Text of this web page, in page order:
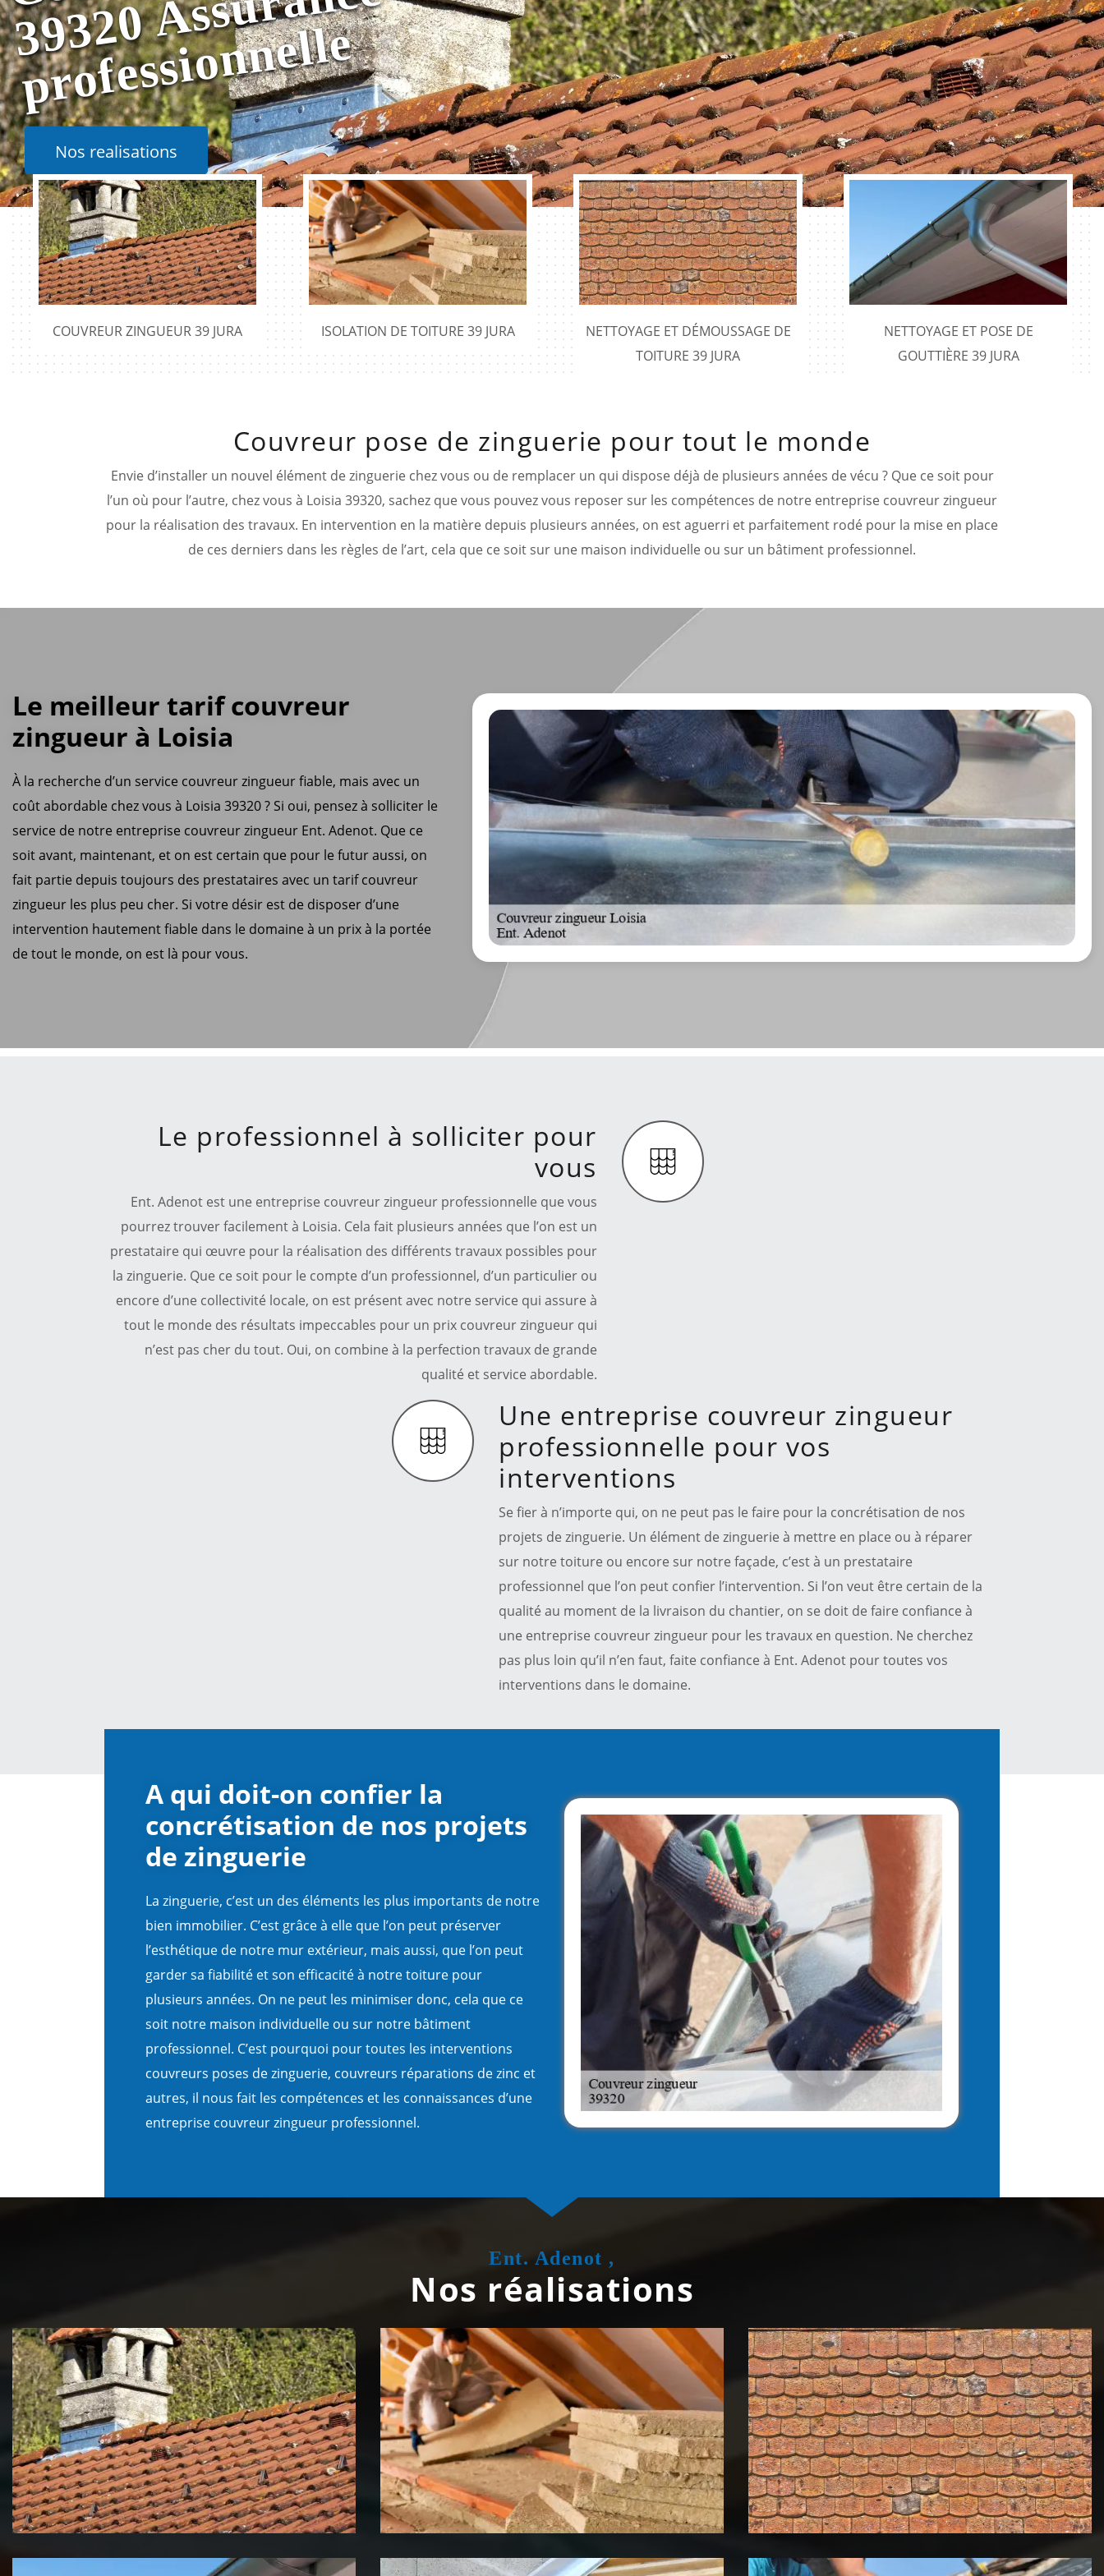
e
Nos realisations
COUVREUR ZINGUEUR 39 JURA ISOLATION DE TOITURE 39 JURA
NETTOYAGE ET DÉMOUSSAGE DE
TOITURE 39 JURA
NETTOYAGE ET POSE DE
GOUTTIÈRE 39 JURA
Couvreur pose de zinguerie pour tout le monde
Envie d’installer un nouvel élément de zinguerie chez vous ou de remplacer un qui dispose déjà de plusieurs années de vécu ? Que ce soit pour
l’un où pour l’autre, chez vous à Loisia 39320, sachez que vous pouvez vous reposer sur les compétences de notre entreprise couvreur zingueur
pour la réalisation des travaux. En intervention en la matière depuis plusieurs années, on est aguerri et parfaitement rodé pour la mise en place
de ces derniers dans les règles de l’art, cela que ce soit sur une maison individuelle ou sur un bâtiment professionnel.
Le meilleur tarif couvreur
zingueur à Loisia
À la recherche d’un service couvreur zingueur fiable, mais avec un
coût abordable chez vous à Loisia 39320 ? Si oui, pensez à solliciter le
service de notre entreprise couvreur zingueur Ent. Adenot. Que ce
soit avant, maintenant, et on est certain que pour le futur aussi, on
fait partie depuis toujours des prestataires avec un tarif couvreur
zingueur les plus peu cher. Si votre désir est de disposer d’une
intervention hautement fiable dans le domaine à un prix à la portée
de tout le monde, on est là pour vous.
Le professionnel à solliciter pour
vous
Ent. Adenot est une entreprise couvreur zingueur professionnelle que vous
pourrez trouver facilement à Loisia. Cela fait plusieurs années que l’on est un
prestataire qui œuvre pour la réalisation des différents travaux possibles pour
la zinguerie. Que ce soit pour le compte d’un professionnel, d’un particulier ou
encore d’une collectivité locale, on est présent avec notre service qui assure à
tout le monde des résultats impeccables pour un prix couvreur zingueur qui
n’est pas cher du tout. Oui, on combine à la perfection travaux de grande
qualité et service abordable.
Une entreprise couvreur zingueur
professionnelle pour vos
interventions
Se fier à n’importe qui, on ne peut pas le faire pour la concrétisation de nos
projets de zinguerie. Un élément de zinguerie à mettre en place ou à réparer
sur notre toiture ou encore sur notre façade, c’est à un prestataire
professionnel que l’on peut confier l’intervention. Si l’on veut être certain de la
qualité au moment de la livraison du chantier, on se doit de faire confiance à
une entreprise couvreur zingueur pour les travaux en question. Ne cherchez
pas plus loin qu’il n’en faut, faite confiance à Ent. Adenot pour toutes vos
interventions dans le domaine.
A qui doit-on confier la
concrétisation de nos projets
de zinguerie
La zinguerie, c’est un des éléments les plus importants de notre
bien immobilier. C’est grâce à elle que l’on peut préserver
l’esthétique de notre mur extérieur, mais aussi, que l’on peut
garder sa fiabilité et son efficacité à notre toiture pour
plusieurs années. On ne peut les minimiser donc, cela que ce
soit notre maison individuelle ou sur notre bâtiment
professionnel. C’est pourquoi pour toutes les interventions
couvreurs poses de zinguerie, couvreurs réparations de zinc et
autres, il nous fait les compétences et les connaissances d’une
entreprise couvreur zingueur professionnel.
Ent. Adenot ,
Nos réalisations
Couvreur zingueur 39 Jura Isolation de toiture 39 Jura
Nettoyage et démoussage de
toiture 39 Jura